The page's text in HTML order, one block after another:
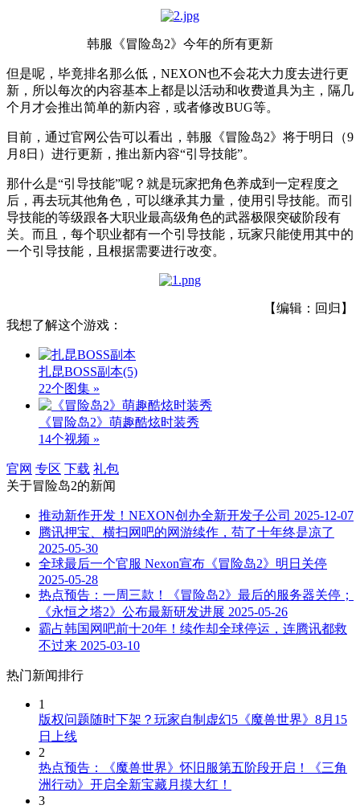
韩服《冒险岛2》今年的所有更新
但是呢，毕竟排名那么低，NEXON也不会花大力度去进行更
新，所以每次的内容基本上都是以活动和收费道具为主，隔几
个月才会推出简单的新内容，或者修改BUG等。
目前，通过官网公告可以看出，韩服《冒险岛2》将于明日（9
月8日）进行更新，推出新内容“引导技能”。
那什么是“引导技能”呢？就是玩家把角色养成到一定程度之
后，再去玩其他角色，可以继承其力量，使用引导技能。而引
导技能的等级跟各大职业最高级角色的武器极限突破阶段有
关。而且，每个职业都有一个引导技能，玩家只能使用其中的
一个引导技能，且根据需要进行改变。
【编辑：回归】
我想了解这个游戏：
扎昆BOSS副本(5)
22个图集 »
《冒险岛2》萌趣酷炫时装秀
14个视频 »
官网 专区 下载 礼包
关于冒险岛2的新闻
推动新作开发！NEXON创办全新开发子公司 2025-12-07
腾讯押宝、横扫网吧的网游续作，苟了十年终是凉了
2025-05-30
全球最后一个官服 Nexon宣布《冒险岛2》明日关停
2025-05-28
热点预告：一周三款！《冒险岛2》最后的服务器关停；
《永恒之塔2》公布最新研发进展 2025-05-26
霸占韩国网吧前十20年！续作却全球停运，连腾讯都救
不过来 2025-03-10
热门新闻排行
1
版权问题随时下架？玩家自制虚幻5《魔兽世界》8月15
日上线
2
热点预告：《魔兽世界》怀旧服第五阶段开启！《三角
洲行动》开启全新宝藏月摸大红！
3